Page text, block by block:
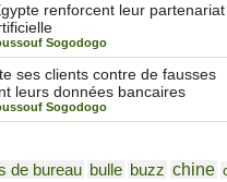
renforcent leur partenariat
Sogodogo
ses clients contre de fausses
leurs données bancaires
Sogodogo
de bureau bulle buzz chine